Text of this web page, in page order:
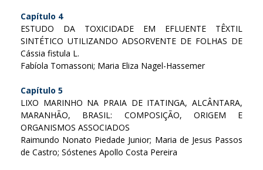
Capítulo 4
ESTUDO DA TOXICIDADE EM EFLUENTE TÊXTIL
SINTÉTICO UTILIZANDO ADSORVENTE DE FOLHAS DE
Cássia fistula L.
Fabíola Tomassoni; Maria Eliza Nagel-Hassemer
Capítulo 5
LIXO MARINHO NA PRAIA DE ITATINGA, ALCÂNTARA,
MARANHÃO, BRASIL: COMPOSIÇÃO, ORIGEM E
ORGANISMOS ASSOCIADOS
Raimundo Nonato Piedade Junior; Maria de Jesus Passos
de Castro; Sóstenes Apollo Costa Pereira